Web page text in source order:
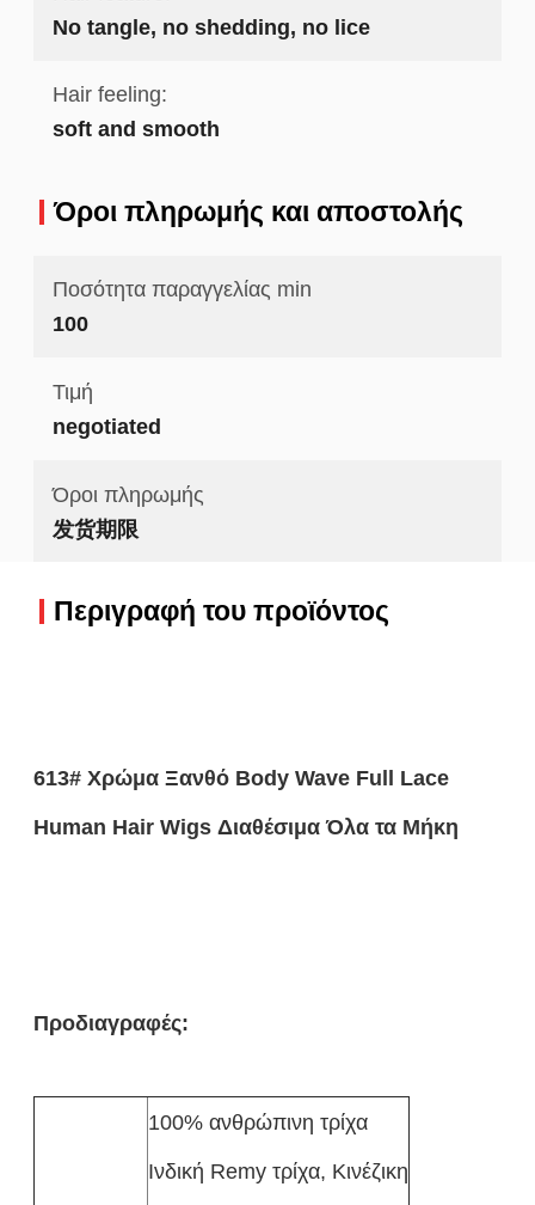
No tangle, no shedding, no lice
Hair feeling:
soft and smooth
Όροι πληρωμής και αποστολής
Ποσότητα παραγγελίας min
100
Τιμή
negotiated
Όροι πληρωμής
发货期限
Περιγραφή του προϊόντος
613# Χρώμα Ξανθό Body Wave Full Lace
Human Hair Wigs Διαθέσιμα Όλα τα Μήκη
Προδιαγραφές:
100% ανθρώπινη τρίχα
Ινδική Remy τρίχα, Κινέζικη